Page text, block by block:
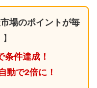
場のポイントが毎
】
条件達成！
動で2倍に！